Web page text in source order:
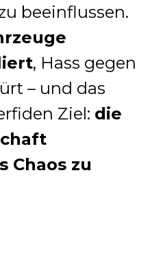
beeinflussen.
, Hass gegen
– und das
Ziel: die
Chaos zu